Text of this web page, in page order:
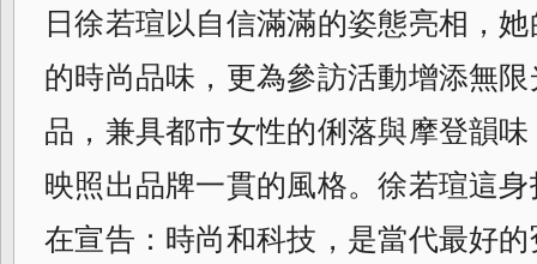
日徐若瑄以自信滿滿的姿態亮相，
的時尚品味，更為參訪活動增添無
品，兼具都市女性的俐落與摩登韻
映照出品牌一貫的風格。徐若瑄這
在宣告：時尚和科技，是當代最好